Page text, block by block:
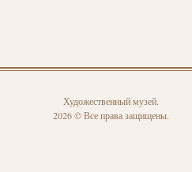
Художественный музей.
2026 © Все права защищены.